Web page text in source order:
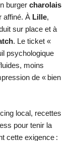
burger charolais
affiné. À Lille,
sur place et à
. Le ticket «
psychologique
moins
de « bien
local, recettes
pour tenir la
cette exigence :